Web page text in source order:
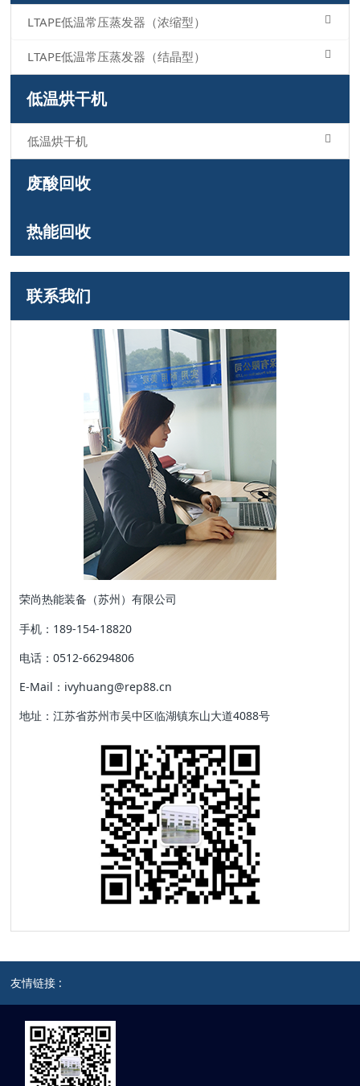
LTAPE低温常压蒸发器（浓缩型）
LTAPE低温常压蒸发器（结晶型）
低温烘干机
低温烘干机
废酸回收
热能回收
联系我们
荣尚热能装备（苏州）有限公司
手机：189-154-18820
电话：0512-66294806
E-Mail：ivyhuang@rep88.cn
地址：江苏省苏州市吴中区临湖镇东山大道4088号
友情链接 :